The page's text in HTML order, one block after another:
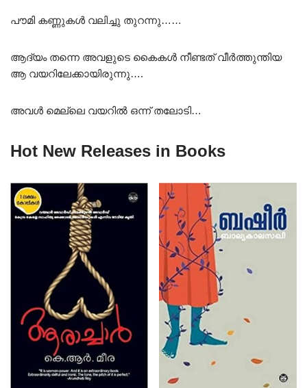
പൗമി കണ്ണുകൾ വലിച്ചു തുറന്നു……
ആദ്യം തന്നെ അവളുടെ കൈകൾ നീണ്ടത് വീർത്തുന്തിയ
ആ വയറിലേക്കായിരുന്നു….
അവൾ മെല്ലെ വയറിൽ ഒന്ന് തലോടി…
Hot New Releases in Books